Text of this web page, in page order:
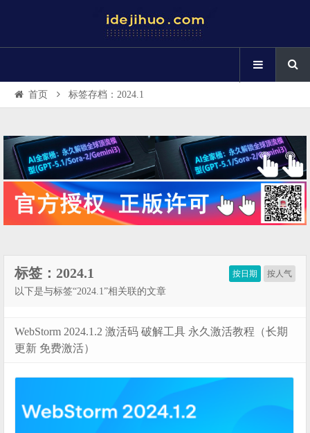
首页 标签存档：2024.1
按日期 按人气
标签：2024.1
以下是与标签“2024.1”相关联的文章
WebStorm 2024.1.2 激活码 破解工具 永久激活教程（长期
更新 免费激活）